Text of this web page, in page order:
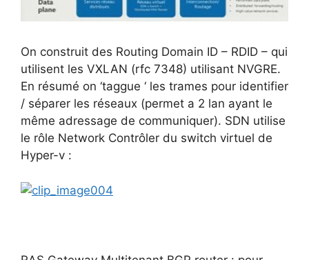
On construit des Routing Domain ID – RDID – qui
utilisent les VXLAN (rfc 7348) utilisant NVGRE.
En résumé on ‘taggue ‘ les trames pour identifier
/ séparer les réseaux (permet a 2 lan ayant le
même adressage de communiquer). SDN utilise
le rôle Network Contrôler du switch virtuel de
Hyper-v :